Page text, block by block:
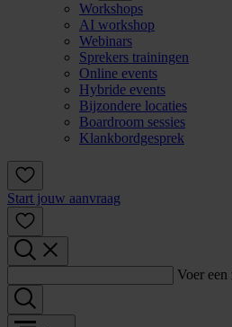
Workshops
AI workshop
Webinars
Sprekers trainingen
Online events
Hybride events
Bijzondere locaties
Boardroom sessies
Klankbordgesprek
Start jouw aanvraag
Voer een